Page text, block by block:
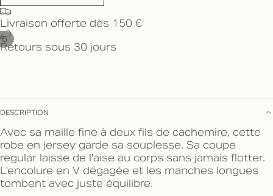
5
Livraison offerte dès 150 €
Retours sous 30 jours
DESCRIPTION
Avec sa maille fine à deux fils de cachemire, cette
robe en jersey garde sa souplesse. Sa coupe
regular laisse de l'aise au corps sans jamais flotter.
L'encolure en V dégagée et les manches longues
tombent avec juste équilibre.